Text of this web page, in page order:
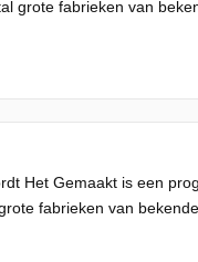
grote fabrieken van
Het Gemaakt is een
fabrieken van